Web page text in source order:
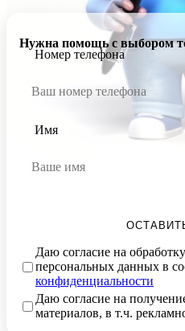
Нужна помощь с выбором
Номер телефона
Имя
Даю согласие на
персональных данных в
конфиденциальности
Даю согласие на
материалов, в т.ч.